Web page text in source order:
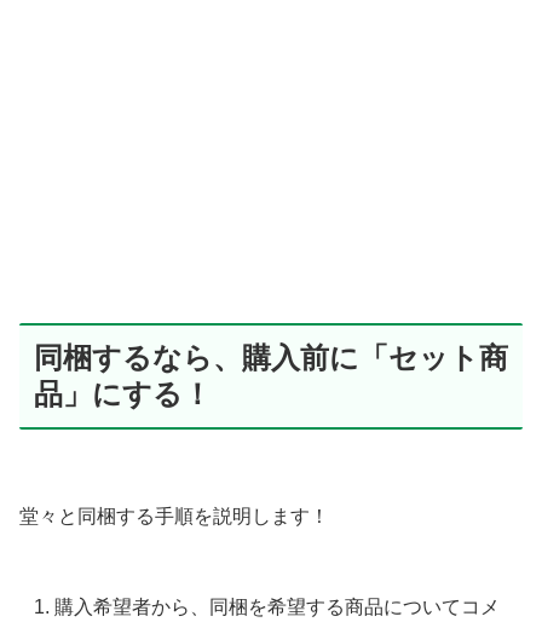
同梱するなら、購入前に「セット商
品」にする！
堂々と同梱する手順を説明します！
購入希望者から、同梱を希望する商品についてコメ